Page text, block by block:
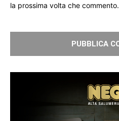
la prossima volta che commento.